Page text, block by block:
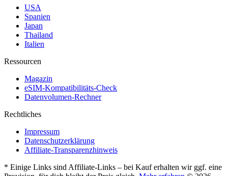
USA
Spanien
Japan
Thailand
Italien
Ressourcen
Magazin
eSIM-Kompatibilitäts-Check
Datenvolumen-Rechner
Rechtliches
Impressum
Datenschutzerklärung
Affiliate-Transparenzhinweis
* Einige Links sind Affiliate-Links – bei Kauf erhalten wir ggf. eine